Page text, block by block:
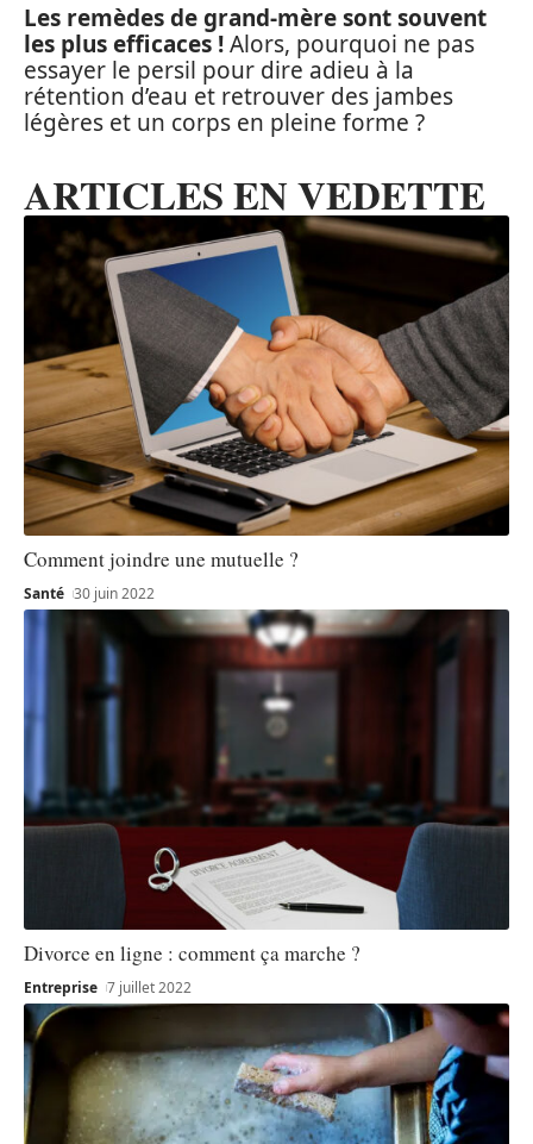
Les remèdes de grand-mère sont souvent
les plus efficaces !Alors, pourquoi ne pas
essayer le persil pour dire adieu à la
rétention d’eau et retrouver des jambes
légères et un corps en pleine forme ?
ARTICLES EN VEDETTE
Comment joindre une mutuelle ?
Santé 30 juin 2022
Divorce en ligne : comment ça marche ?
Entreprise 7 juillet 2022